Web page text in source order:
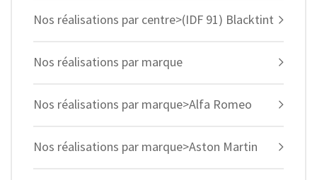
Nos réalisations par centre>(IDF 91) Blacktint
Nos réalisations par marque
Nos réalisations par marque>Alfa Romeo
Nos réalisations par marque>Aston Martin